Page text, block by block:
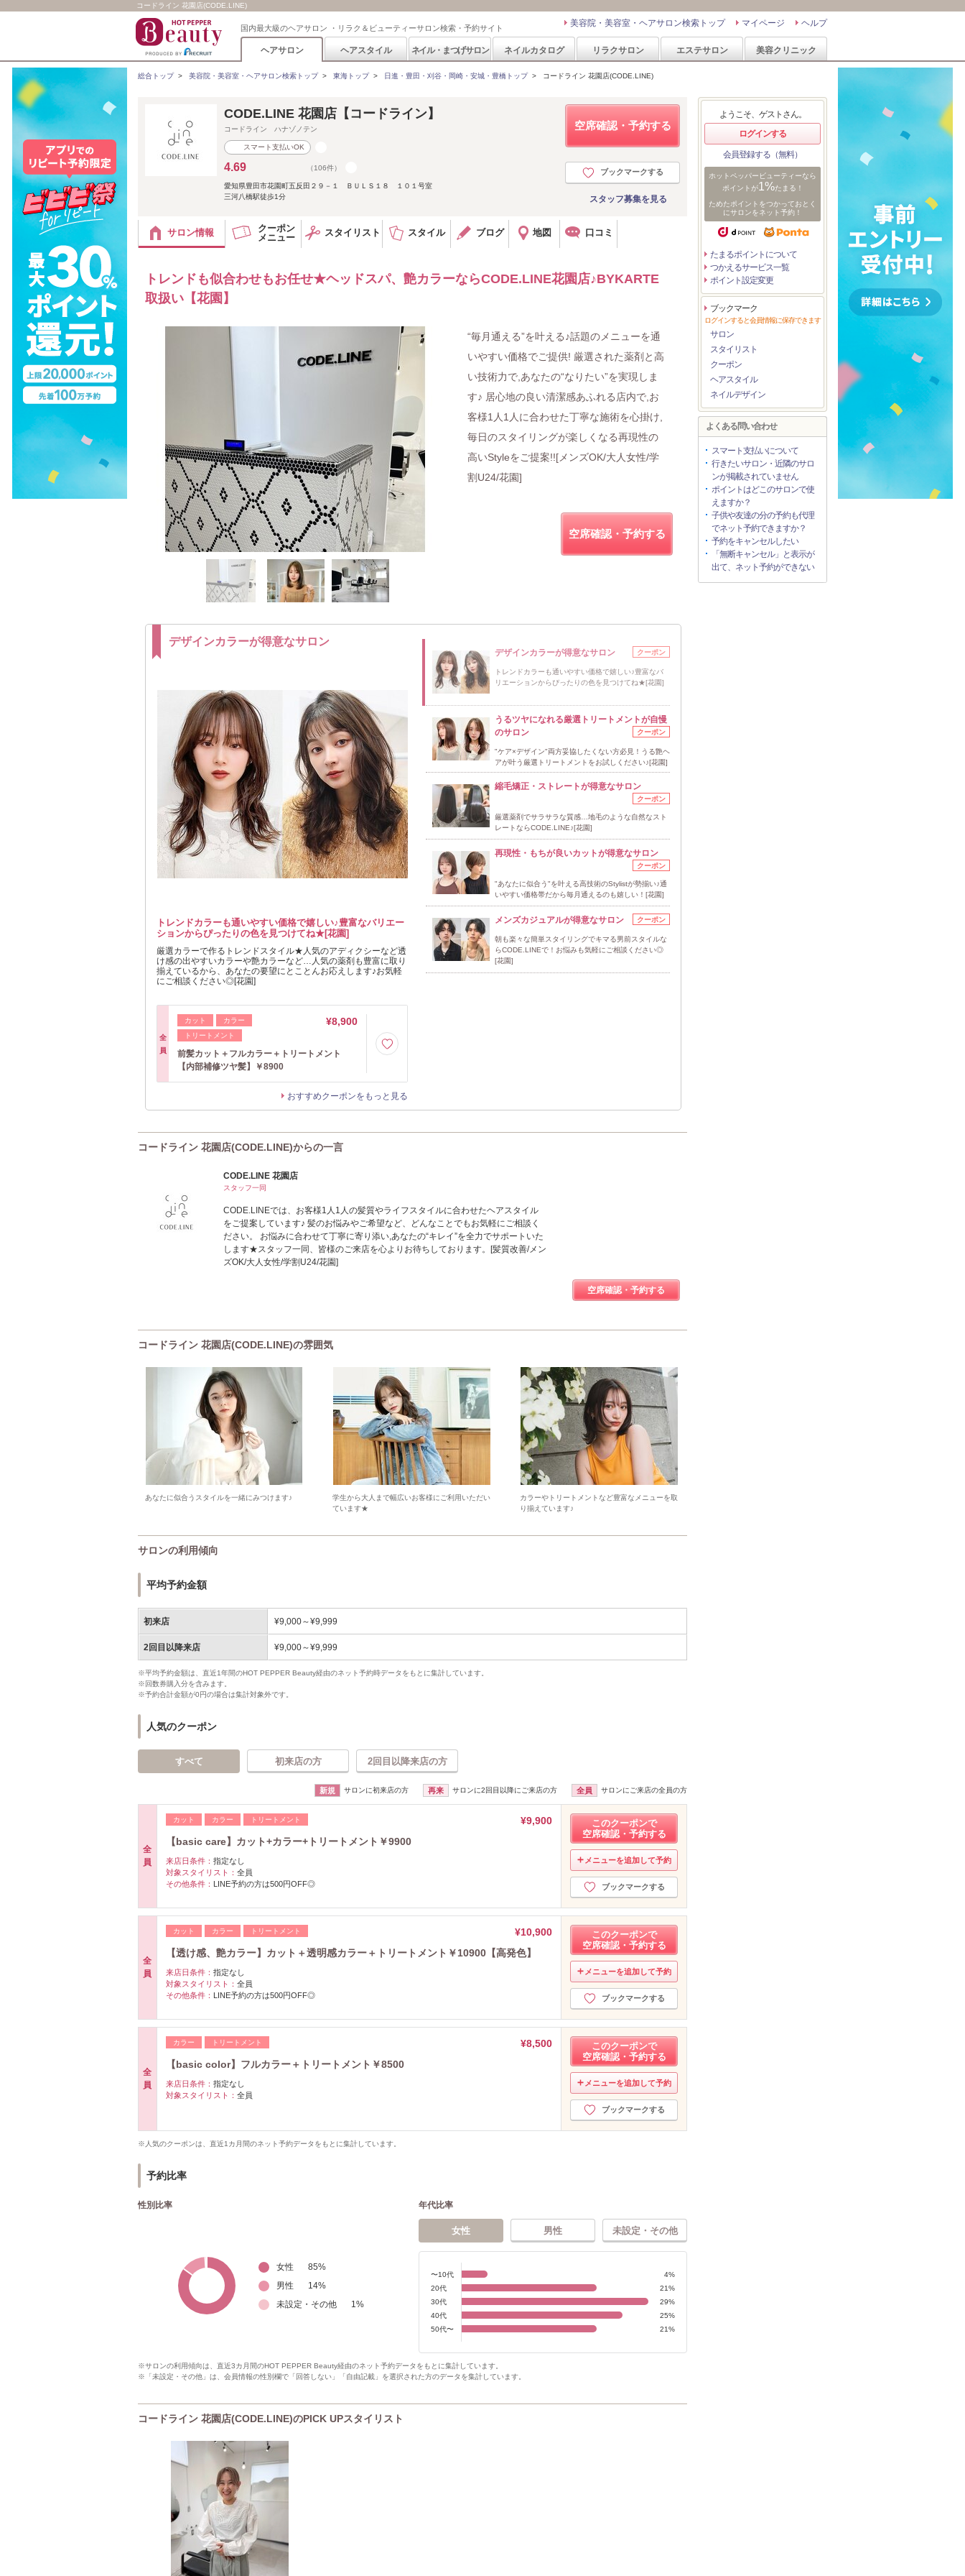
コードライン 花園店(CODE.LINE)
国内最大級のヘアサロン ・リラク＆ビューティーサロン検索・予約サイト ヘルプ
マイページ
美容院・美容室・ヘアサロン検索トップ
ヘアサロン ヘアスタイル ネイル・まつげサロン ネイルカタログ リラクサロン エステサロン 美容クリニック
総合トップ> 美容院・美容室・ヘアサロン検索トップ> 東海トップ> 日進・豊田・刈谷・岡崎・安城・豊橋トップ> コードライン 花園店(CODE.LINE)
空席確認・予約する
ブックマークする
スタッフ募集を見る
CODE.LINE 花園店【コードライン】
コードライン ハナゾノテン
スマート支払いOK
4.69 （106件）
愛知県豊田市花園町五反田２９－１ ＢＵＬＳ１８ １０１号室
三河八橋駅徒歩1分
サロン情報
クーポン
メニュー
スタイリスト スタイル ブログ 地図 口コミ
トレンドも似合わせもお任せ★ヘッドスパ、艶カラーならCODE.LINE花園店♪BYKARTE
取扱い【花園】
“毎月通える”を叶える♪話題のメニューを通
いやすい価格でご提供! 厳選された薬剤と高
い技術力で,あなたの“なりたい”を実現しま
す♪ 居心地の良い清潔感あふれる店内で,お
客様1人1人に合わせた丁寧な施術を心掛け,
毎日のスタイリングが楽しくなる再現性の
高いStyleをご提案!![メンズOK/大人女性/学
割U24/花園]
空席確認・予約する
デザインカラーが得意なサロン
トレンドカラーも通いやすい価格で嬉しい♪豊富なバリエー
ションからぴったりの色を見つけてね★[花園]
厳選カラーで作るトレンドスタイル★人気のアディクシーなど透
け感の出やすいカラーや艶カラーなど…人気の薬剤も豊富に取り
揃えているから、あなたの要望にとことんお応えします♪お気軽
にご相談ください◎[花園]
全
員
カット
カラー
トリートメント
¥8,900
前髪カット＋フルカラー＋トリートメント
【内部補修ツヤ髪】￥8900
おすすめクーポンをもっと見る
デザインカラーが得意なサロン クーポン
トレンドカラーも通いやすい価格で嬉しい♪豊富なバ
リエーションからぴったりの色を見つけてね★[花園]
うるツヤになれる厳選トリートメントが自慢
のサロン
クーポン
"ケア×デザイン"両方妥協したくない方必見！うる艶ヘ
アが叶う厳選トリートメントをお試しください♪[花園]
縮毛矯正・ストレートが得意なサロン
クーポン
厳選薬剤でサラサラな質感…地毛のような自然なスト
レートならCODE.LINE♪[花園]
再現性・もちが良いカットが得意なサロン
クーポン
"あなたに似合う"を叶える高技術のStylistが勢揃い♪通
いやすい価格帯だから毎月通えるのも嬉しい！[花園]
メンズカジュアルが得意なサロン クーポン
朝も楽々な簡単スタイリングでキマる男前スタイルな
らCODE.LINEで！お悩みも気軽にご相談ください◎
[花園]
コードライン 花園店(CODE.LINE)からの一言
CODE.LINE 花園店
スタッフ一同
CODE.LINEでは、お客様1人1人の髪質やライフスタイルに合わせたヘアスタイル
をご提案しています♪ 髪のお悩みやご希望など、どんなことでもお気軽にご相談く
ださい。 お悩みに合わせて丁寧に寄り添い,あなたの“キレイ”を全力でサポートいた
します★スタッフ一同、皆様のご来店を心よりお待ちしております。[髪質改善/メン
ズOK/大人女性/学割U24/花園]
空席確認・予約する
コードライン 花園店(CODE.LINE)の雰囲気
あなたに似合うスタイルを一緒にみつけます♪
学生から大人まで幅広いお客様にご利用いただい
ています★
カラーやトリートメントなど豊富なメニューを取
り揃えています♪
サロンの利用傾向
平均予約金額
初来店 ¥9,000～¥9,999
2回目以降来店 ¥9,000～¥9,999
※平均予約金額は、直近1年間のHOT PEPPER Beauty経由のネット予約時データをもとに集計しています。
※回数券購入分を含みます。
※予約合計金額が0円の場合は集計対象外です。
人気のクーポン
すべて 初来店の方 2回目以降来店の方
新規 サロンに初来店の方 再来 サロンに2回目以降にご来店の方 全員 サロンにご来店の全員の方
全
員
カット カラー トリートメント
¥9,900
【basic care】カット+カラー+トリートメント￥9900
来店日条件： 指定なし
対象スタイリスト： 全員
その他条件： LINE予約の方は500円OFF◎
このクーポンで
空席確認・予約する
メニューを追加して予約
ブックマークする
全
員
カット カラー トリートメント
¥10,900
【透け感、艶カラー】カット＋透明感カラー＋トリートメント￥10900【高発色】
来店日条件： 指定なし
対象スタイリスト： 全員
その他条件： LINE予約の方は500円OFF◎
このクーポンで
空席確認・予約する
メニューを追加して予約
ブックマークする
全
員
カラー トリートメント
¥8,500
【basic color】フルカラー＋トリートメント￥8500
来店日条件： 指定なし
対象スタイリスト： 全員
このクーポンで
空席確認・予約する
メニューを追加して予約
ブックマークする
※人気のクーポンは、直近1カ月間のネット予約データをもとに集計しています。
予約比率
性別比率
女性 85%
男性
14%
未設定・その他
1%
年代比率
女性 男性 未設定・その他
〜10代
4%
20代
21%
30代
29%
40代
25%
50代〜
21%
※サロンの利用傾向は、直近3カ月間のHOT PEPPER Beauty経由のネット予約データをもとに集計しています。
※「未設定・その他」は、会員情報の性別欄で「回答しない」「自由記載」を選択された方のデータを集計しています。
コードライン 花園店(CODE.LINE)のPICK UPスタイリスト
ようこそ、ゲストさん。
ログインする
会員登録する（無料）
ホットペッパービューティーなら
ポイントが1%たまる！
ためたポイントをつかっておとく
にサロンをネット予約！
たまるポイントについて
つかえるサービス一覧
ポイント設定変更
ブックマーク
ログインすると会員情報に保存できます
サロン
スタイリスト
クーポン
ヘアスタイル
ネイルデザイン
よくある問い合わせ
スマート支払いについて
行きたいサロン・近隣のサロ
ンが掲載されていません
ポイントはどこのサロンで使
えますか？
子供や友達の分の予約も代理
でネット予約できますか？
予約をキャンセルしたい
「無断キャンセル」と表示が
出て、ネット予約ができない